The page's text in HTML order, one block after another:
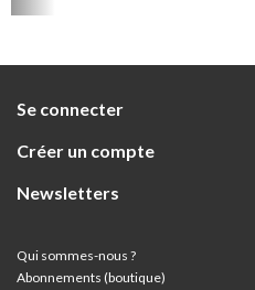
Se connecter
Créer un compte
Newsletters
Qui sommes-nous ?
Abonnements (boutique)